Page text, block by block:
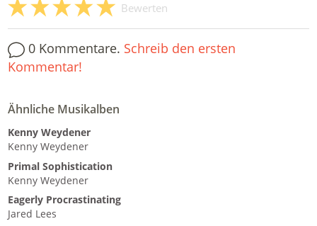
Bewerten
0 Kommentare. Schreib den ersten
Kommentar!
Ähnliche Musikalben
Kenny Weydener
Kenny Weydener
Primal Sophistication
Kenny Weydener
Eagerly Procrastinating
Jared Lees